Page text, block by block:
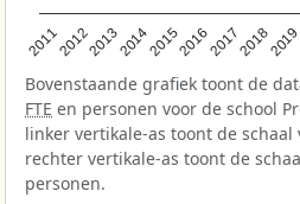
20112012201320142015201620172018
Bovenstaande grafiek toont de
FTE en personen voor de school
linker vertikale-as toont de schaal
rechter vertikale-as toont de
personen.